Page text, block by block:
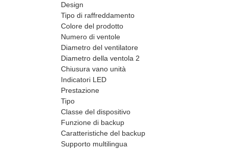
Design
Tipo di raffreddamento
Colore del prodotto
Numero di ventole
Diametro del ventilatore
Diametro della ventola 2
Chiusura vano unità
Indicatori LED
Prestazione
Tipo
Classe del dispositivo
Funzione di backup
Caratteristiche del backup
Supporto multilingua